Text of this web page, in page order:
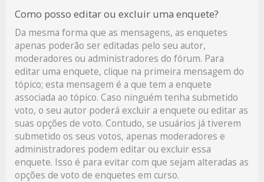
Como posso editar ou excluir uma enquete?
Da mesma forma que as mensagens, as enquetes
apenas poderão ser editadas pelo seu autor,
moderadores ou administradores do fórum. Para
editar uma enquete, clique na primeira mensagem do
tópico; esta mensagem é a que tem a enquete
associada ao tópico. Caso ninguém tenha submetido
voto, o seu autor poderá excluir a enquete ou editar as
suas opções de voto. Contudo, se usuários já tiverem
submetido os seus votos, apenas moderadores e
administradores podem editar ou excluir essa
enquete. Isso é para evitar com que sejam alteradas as
opções de voto de enquetes em curso.